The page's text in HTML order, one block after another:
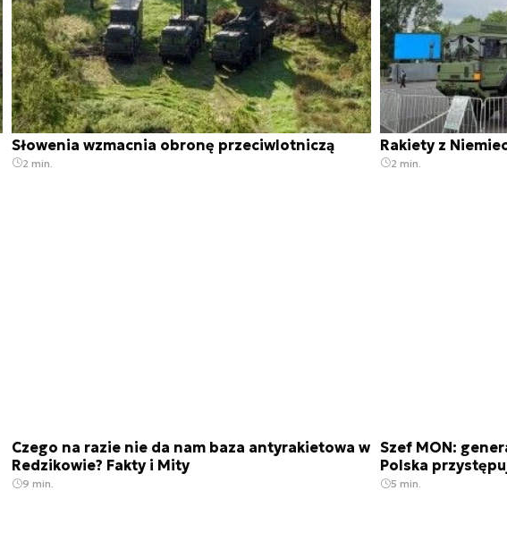
Słowenia wzmacnia obronę przeciwlotniczą
2 min.
Rakiety z
2 min.
Czego na razie nie da nam baza antyrakietowa w
Redzikowie? Fakty i Mity
9 min.
Szef MON:
Polska
5 min.